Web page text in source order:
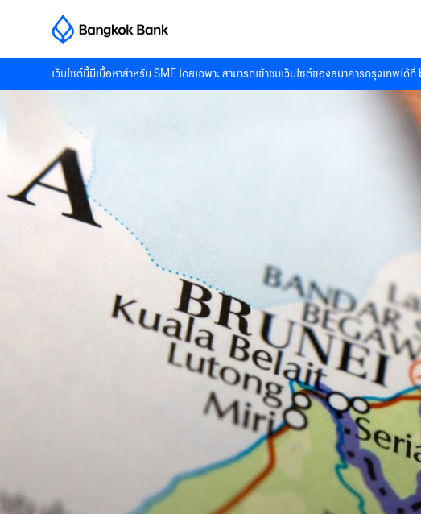
เว็บไซต์นี้มีเนื้อหาสำหรับ SME โดยเฉพาะ สามารถเข้าชมเว็บไซต์ของธนาคารกรุงเทพได้ที่